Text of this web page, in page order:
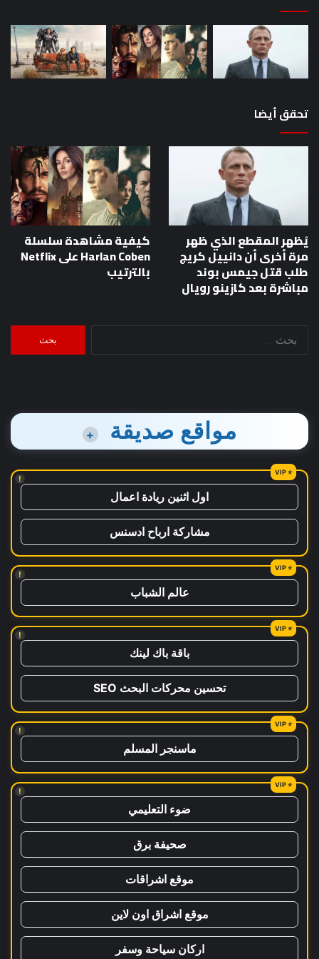
تحقق أيضا
يُظهر المقطع الذي ظهر
مرة أخرى أن دانييل كريج
طلب قتل جيمس بوند
مباشرة بعد كازينو رويال
كيفية مشاهدة سلسلة
Harlan Coben على Netflix
بالترتيب
البحث
مواقع صديقة +
!
اول اثنين ريادة اعمال
مشاركة ارباح ادسنس
!
عالم الشباب
!
باقة باك لينك
تحسين محركات البحث SEO
!
ماسنجر المسلم
!
ضوء التعليمي
صحيفة برق
موقع اشراقات
موقع اشراق اون لاين
اركان سياحة وسفر